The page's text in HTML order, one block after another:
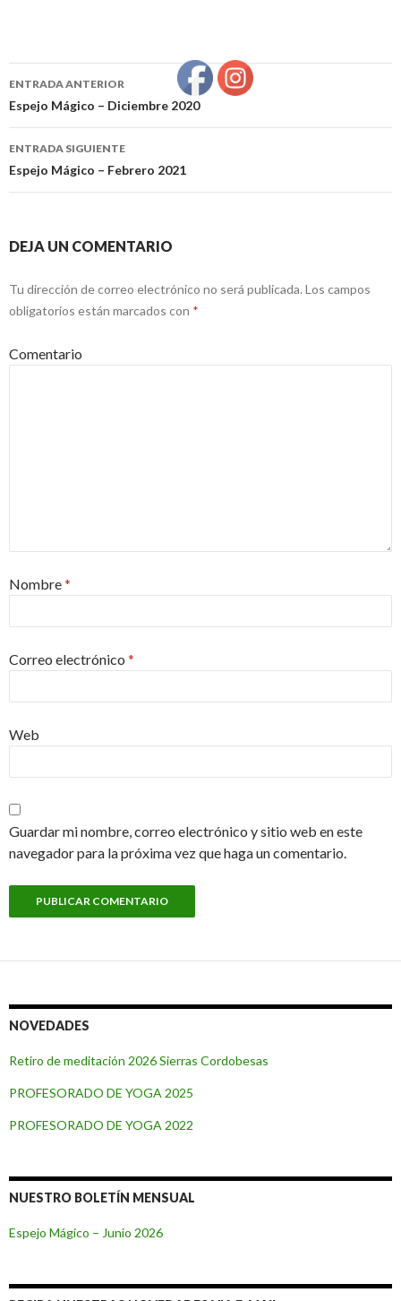
Ir a la entrada
ENTRADA ANTERIOR
Espejo Mágico – Diciembre 2020
ENTRADA SIGUIENTE
Espejo Mágico – Febrero 2021
DEJA UN COMENTARIO
Tu dirección de correo electrónico no será publicada. Los campos
obligatorios están marcados con *
Comentario
Nombre*
Correo electrónico *
Web
Guardar mi nombre, correo electrónico y sitio web en este
navegador para la próxima vez que haga un comentario.
NOVEDADES
Retiro de meditación 2026 Sierras Cordobesas
PROFESORADO DE YOGA 2025
PROFESORADO DE YOGA 2022
NUESTRO BOLETÍN MENSUAL
Espejo Mágico – Junio 2026